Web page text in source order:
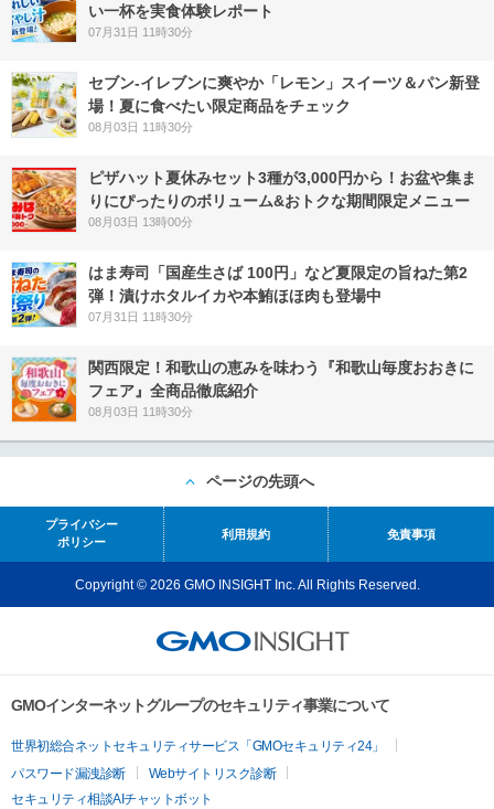
い一杯を実食体験レポート
07月31日 11時30分
セブン‐イレブンに爽やか「レモン」スイーツ＆パン新登
場！夏に食べたい限定商品をチェック
08月03日 11時30分
ピザハット夏休みセット3種が3,000円から！お盆や集ま
りにぴったりのボリューム&おトクな期間限定メニュー
08月03日 13時00分
はま寿司「国産生さば 100円」など夏限定の旨ねた第2
弾！漬けホタルイカや本鮪ほほ肉も登場中
07月31日 11時30分
関西限定！和歌山の恵みを味わう『和歌山毎度おおきに
フェア』全商品徹底紹介
08月03日 11時30分
ページの先頭へ
プライバシー
ポリシー
利用規約 免責事項
Copyright © 2026 GMO INSIGHT Inc. All Rights Reserved.
GMOインターネットグループのセキュリティ事業について
世界初総合ネットセキュリティサービス「GMOセキュリティ24」
パスワード漏洩診断
Webサイトリスク診断
セキュリティ相談AIチャットボット